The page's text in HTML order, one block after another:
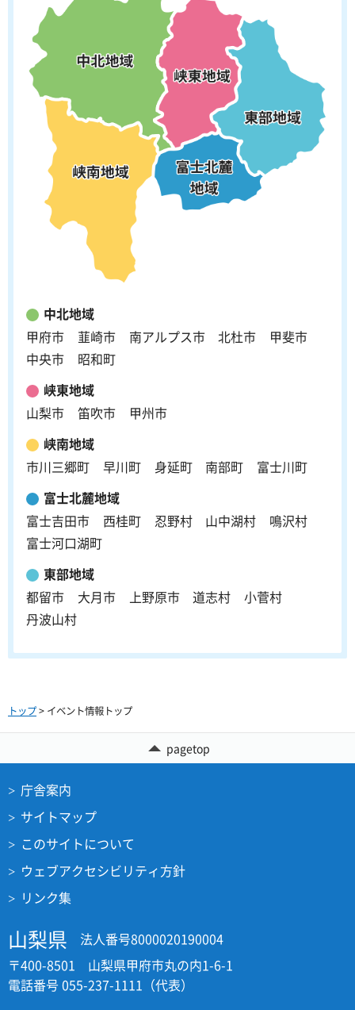
中北地域
甲府市
韮崎市 南アルプス市 北杜市
甲斐市
中央市
昭和町
峡東地域
山梨市
笛吹市
甲州市
峡南地域
市川三郷町
早川町 身延町 南部町
富士川町
富士北麓地域
富士吉田市
西桂町 忍野村 山中湖村
鳴沢村
富士河口湖町
東部地域
都留市
大月市 上野原市 道志村
小菅村
丹波山村
トップ> イベント情報トップ
pagetop
庁舎案内
サイトマップ
このサイトについて
ウェブアクセシビリティ方針
リンク集
山梨県
法人番号8000020190004
〒400-8501 山梨県甲府市丸の内1-6-1
電話番号 055-237-1111（代表）